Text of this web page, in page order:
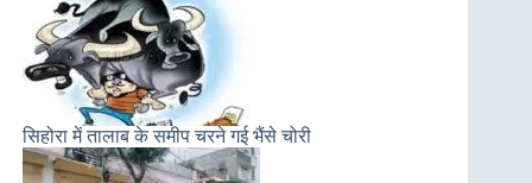
सिहोरा में तालाब के समीप चरने गई भैंसे चोरी